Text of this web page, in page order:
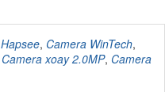
Hapsee, Camera WinTech,
Camera xoay 2.0MP, Camera